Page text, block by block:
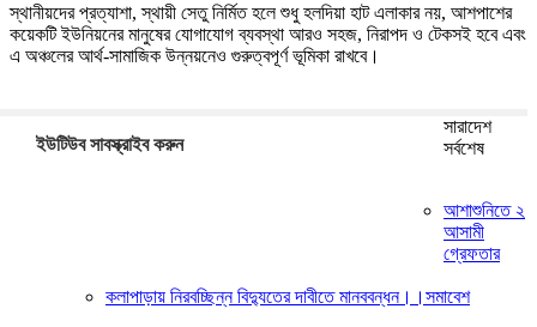
স্থানীয়দের প্রত্যাশা, স্থায়ী সেতু নির্মিত হলে শুধু হলদিয়া হাট এলাকার নয়, আশপাশের
কয়েকটি ইউনিয়নের মানুষের যোগাযোগ ব্যবস্থা আরও সহজ, নিরাপদ ও টেকসই হবে এবং
এ অঞ্চলের আর্থ-সামাজিক উন্নয়নেও গুরুত্বপূর্ণ ভূমিকা রাখবে।
ইউটিউব সাবস্ক্রাইব করুন
সারাদেশ
সর্বশেষ
আশাশুনিতে ২
আসামী
গ্রেফতার
কলাপাড়ায় নিরবচ্ছিন্ন বিদ্যুতের দাবীতে মানববন্ধন।।সমাবেশ